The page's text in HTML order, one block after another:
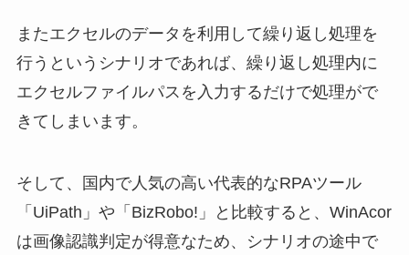
またエクセルのデータを利用して繰り返し処理を
行うというシナリオであれば、繰り返し処理内に
エクセルファイルパスを入力するだけで処理がで
きてしまいます。
そして、国内で人気の高い代表的なRPAツール
「UiPath」や「BizRobo!」と比較すると、WinAcor
は画像認識判定が得意なため、シナリオの途中で